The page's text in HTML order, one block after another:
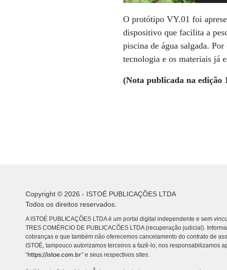
O protótipo VY.01 foi
dispositivo que facilita a
piscina de água salgada.
tecnologia e os materiais já
(Nota publicada na edição
Copyright © 2026 - ISTOÉ PUBLICAÇÕES LTDA
Todos os direitos reservados.
A ISTOÉ PUBLICAÇÕES LTDA é um portal digital independente e sem
TRES COMÉRCIO DE PUBLICACÕES LTDA (recuperação judicial).
cobranças e que também não oferecemos cancelamento do contrato de
ISTOÉ, tampouco autorizamos terceiros a fazê-lo, nos responsabilizamos
“https://istoe.com.br” e seus respectivos sites.